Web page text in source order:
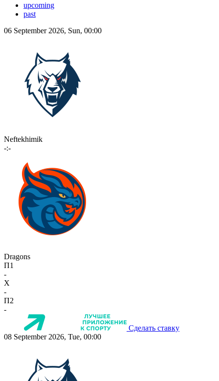
upcoming
past
06 September 2026, Sun, 00:00
Neftekhimik
-:-
Dragons
П1
-
X
-
П2
-
Сделать ставку
08 September 2026, Tue, 00:00